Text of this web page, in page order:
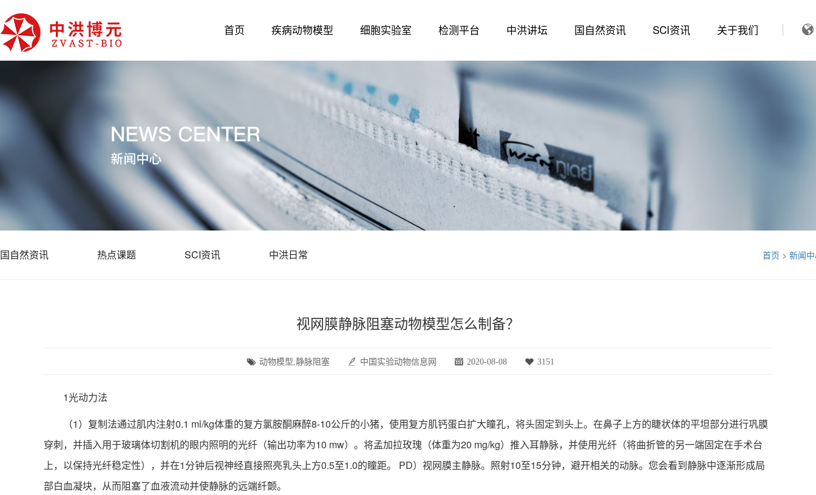
首页 疾病动物模型 细胞实验室 检测平台 中洪讲坛 国自然资讯 SCI资讯 关于我们
国自然资讯 热点课题 SCI资讯 中洪日常 首页 > 新闻
视网膜静脉阻塞动物模型怎么制备？
动物模型,静脉阻塞 中国实验动物信息网 2020-08-08 3151
1光动力法
（1）复制法通过肌内注射0.1 ml/kg体重的复方氯胺酮麻醉8-10公斤的小猪，使用复方肌钙蛋白扩大瞳孔，将头固定到头上。在鼻子上方的睫状体的平坦部分进行巩膜
穿刺，并插入用于玻璃体切割机的眼内照明的光纤（输出功率为10 mw）。将孟加拉玫瑰（体重为20 mg/kg）推入耳静脉，并使用光纤（将曲折管的另一端固定在手术台
上，以保持光纤稳定性），并在1分钟后视神经直接照亮乳头上方0.5至1.0的瞳距。 PD）视网膜主静脉。照射10至15分钟，避开相关的动脉。您会看到静脉中逐渐形成局
部白血凝块，从而阻塞了血液流动并使静脉的远端纤颤。